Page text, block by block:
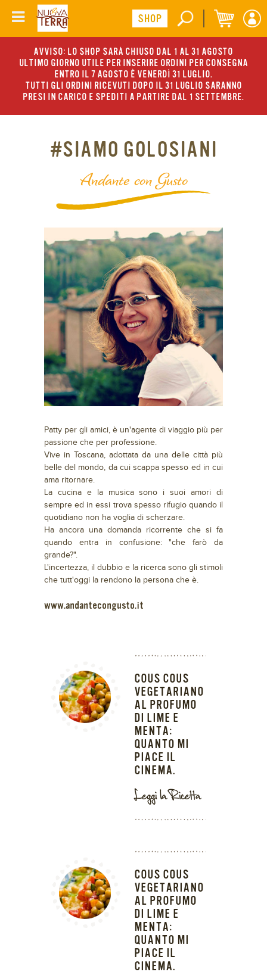
AVVISO: LO SHOP SARÀ CHIUSO DAL 1 AL 31 AGOSTO
ULTIMO GIORNO UTILE PER INSERIRE ORDINI PER CONSEGNA
ENTRO IL 7 AGOSTO È VENERDÌ 31 LUGLIO.
TUTTI GLI ORDINI RICEVUTI DOPO IL 31 LUGLIO SARANNO
PRESI IN CARICO E SPEDITI A PARTIRE DAL 1 SETTEMBRE.
#SIAMO GOLOSIANI
Andante con Gusto
Patty per gli amici, è un'agente di viaggio più per
passione che per professione.
Vive in Toscana, adottata da una delle città più
belle del mondo, da cui scappa spesso ed in cui
ama ritornare.
La cucina e la musica sono i suoi amori di
sempre ed in essi trova spesso rifugio quando il
quotidiano non ha voglia di scherzare.
Ha ancora una domanda ricorrente che si fa
quando entra in confusione: "che farò da
grande?".
L'incertezza, il dubbio e la ricerca sono gli stimoli
che tutt'oggi la rendono la persona che è.
www.andantecongusto.it
COUS COUS
VEGETARIANO
AL PROFUMO
DI LIME E
MENTA:
QUANTO MI
PIACE IL
CINEMA.
Leggi la Ricetta
COUS COUS
VEGETARIANO
AL PROFUMO
DI LIME E
MENTA:
QUANTO MI
PIACE IL
CINEMA.